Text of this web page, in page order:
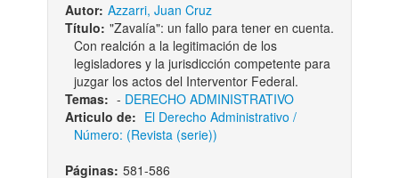
Autor: Azzarri, Juan Cruz
Título: "Zavalía": un fallo para tener en cuenta.
Con realción a la legitimación de los
legisladores y la jurisdicción competente para
juzgar los actos del Interventor Federal.
Temas: - DERECHO ADMINISTRATIVO
Articulo de: El Derecho Administrativo /
Número: (Revista (serie))
Páginas: 581-586